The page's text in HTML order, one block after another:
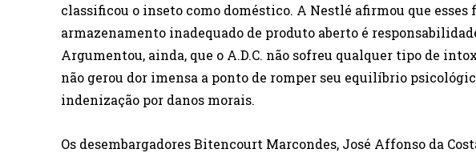
classificou o inseto como doméstico. A Nestlé afirmou que
armazenamento inadequado de produto aberto é
Argumentou, ainda, que o A.D.C. não sofreu qualquer tipo de
não gerou dor imensa a ponto de romper seu equilíbrio
indenização por danos morais.
Os desembargadores Bitencourt Marcondes, José Affonso da